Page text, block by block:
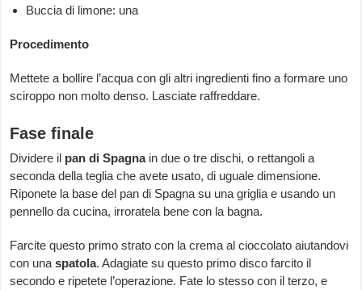
Buccia di limone: una
Procedimento
Mettete a bollire l’acqua con gli altri ingredienti fino a formare uno
sciroppo non molto denso. Lasciate raffreddare.
Fase finale
Dividere il pan di Spagnain due o tre dischi, o rettangoli a
seconda della teglia che avete usato, di uguale dimensione.
Riponete la base del pan di Spagna su una griglia e usando un
pennello da cucina, irroratela bene con la bagna.
Farcite questo primo strato con la crema al cioccolato aiutandovi
con unaspatola. Adagiate su questo primo disco farcito il
secondo e ripetete l’operazione. Fate lo stesso con il terzo, e